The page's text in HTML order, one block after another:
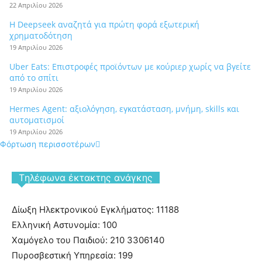
22 Απριλίου 2026
Η Deepseek αναζητά για πρώτη φορά εξωτερική
χρηματοδότηση
19 Απριλίου 2026
Uber Eats: Επιστροφές προϊόντων με κούριερ χωρίς να βγείτε
από το σπίτι
19 Απριλίου 2026
Hermes Agent: αξιολόγηση, εγκατάσταση, μνήμη, skills και
αυτοματισμοί
19 Απριλίου 2026
Φόρτωση περισσοτέρων
Tηλέφωνα έκτακτης ανάγκης
Δίωξη Ηλεκτρονικού Εγκλήματος: 11188
Ελληνική Αστυνομία: 100
Χαμόγελο του Παιδιού: 210 3306140
Πυροσβεστική Υπηρεσία: 199